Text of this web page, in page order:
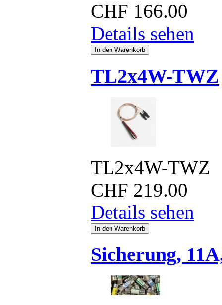
CHF 166.00
Details sehen
TL2x4W-TWZ
TL2x4W-TWZ
CHF 219.00
Details sehen
Sicherung,